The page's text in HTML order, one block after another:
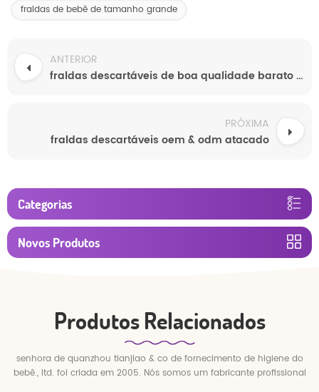
fraldas de bebê de tamanho grande
ANTERIOR
fraldas descartáveis ​​de boa qualidade barato fralda do bebê da china
PRÓXIMA
fraldas descartáveis ​​oem & odm atacado
Categorias
Novos Produtos
Produtos Relacionados
senhora de quanzhou tianjiao & co de fornecimento de higiene do
bebê., ltd. foi criada em 2005. Nós somos um fabricante profissional